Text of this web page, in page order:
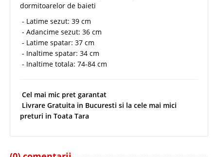
dormitoarelor de baieti
- Latime sezut: 39 cm
- Adancime sezut: 36 cm
- Latime spatar: 37 cm
- Inaltime spatar: 34 cm
- Inaltime totala: 74-84 cm
Cel mai mic pret garantat
Livrare Gratuita in Bucuresti si la cele mai mici
preturi in Toata Tara